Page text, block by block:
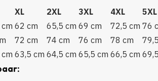
XL 2XL 3XL 4XL
5XL
62 cm 65,5 cm 69 cm 72,5 cm 76
72 cm 74 cm 76 cm 78 cm
63,5 cm 64,5 cm 65,5 cm 66,5 cm